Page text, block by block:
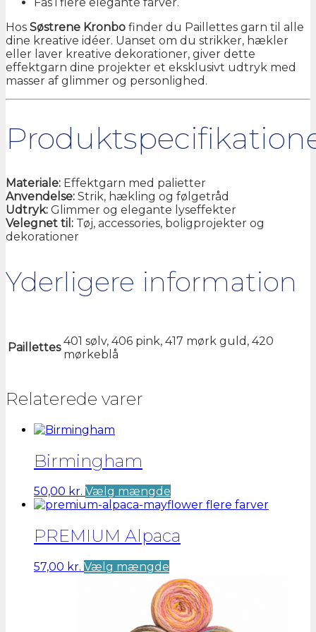
Hos Søstrene Kronbo finder du Paillettes garn til alle
dine kreative idéer. Uanset om du strikker, hækler
eller laver kreative dekorationer, giver dette
effektgarn dine projekter et eksklusivt udtryk med
masser af glimmer og personlighed.
Materiale: Effektgarn med palietter
Anvendelse: Strik, hækling og følgetråd
Udtryk: Glimmer og elegante lyseffekter
Velegnet til: Tøj, accessories, boligprojekter og
dekorationer
Yderligere information
Paillettes 401 sølv, 406 pink, 417 mørk guld, 420
mørkeblå
Relaterede varer
Birmingham
50,00 kr. Vælg mængde
vare
flere
varianter.
vælges
på
varesiden
PREMIUM Alpaca
57,00 kr. Vælg mængde
vare
har
flere
varianter.